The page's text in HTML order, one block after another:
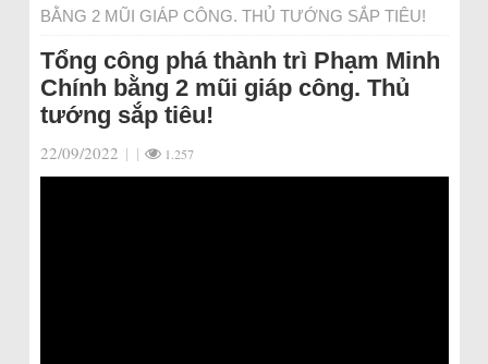
BẰNG 2 MŨI GIÁP CÔNG. THỦ TƯỚNG SẮP TIÊU!
Tổng công phá thành trì Phạm Minh
Chính bằng 2 mũi giáp công. Thủ
tướng sắp tiêu!
22/09/2022 | | 1.257